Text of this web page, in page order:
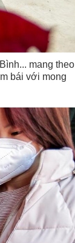
mang theo
bái với mong